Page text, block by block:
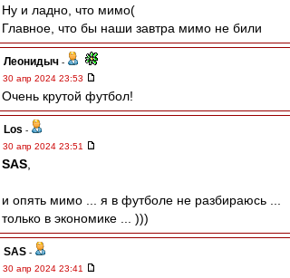
Ну и ладно, что мимо(
Главное, что бы наши завтра мимо не били
Леонидыч -
30 апр 2024 23:53
Очень крутой футбол!
Los -
30 апр 2024 23:51
SAS
и опять мимо ... я в футболе не разбираюсь ...
только в экономике ... )))
SAS -
30 апр 2024 23:41